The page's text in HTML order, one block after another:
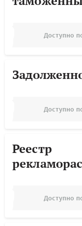
Доступно
Доступно
Реестр
Доступно